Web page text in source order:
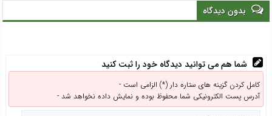
بدون دیدگاه
شما هم می توانید دیدگاه خود را ثبت کنید
کامل کردن گزینه های ستاره دار (*) الزامی است -
آدرس پست الکترونیکی شما محفوظ بوده و نمایش داده نخواهد شد -